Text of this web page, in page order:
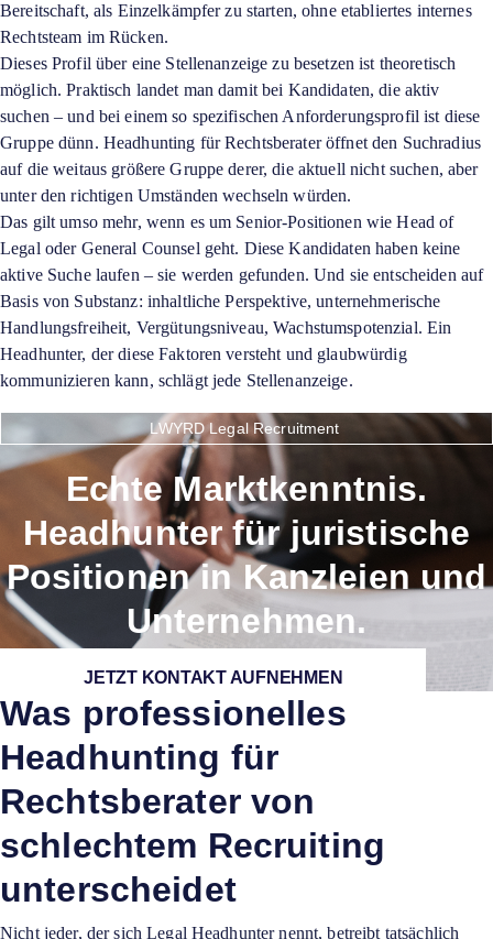
Bereitschaft, als Einzelkämpfer zu starten, ohne etabliertes internes
Rechtsteam im Rücken.
Dieses Profil über eine Stellenanzeige zu besetzen ist theoretisch
möglich. Praktisch landet man damit bei Kandidaten, die aktiv
suchen – und bei einem so spezifischen Anforderungsprofil ist diese
Gruppe dünn. Headhunting für Rechtsberater öffnet den Suchradius
auf die weitaus größere Gruppe derer, die aktuell nicht suchen, aber
unter den richtigen Umständen wechseln würden.
Das gilt umso mehr, wenn es um Senior-Positionen wie Head of
Legal oder General Counsel geht. Diese Kandidaten haben keine
aktive Suche laufen – sie werden gefunden. Und sie entscheiden auf
Basis von Substanz: inhaltliche Perspektive, unternehmerische
Handlungsfreiheit, Vergütungsniveau, Wachstumspotenzial. Ein
Headhunter, der diese Faktoren versteht und glaubwürdig
kommunizieren kann, schlägt jede Stellenanzeige.
LWYRD Legal Recruitment
Echte Marktkenntnis.
Headhunter für juristische
Positionen in Kanzleien und
Unternehmen.
JETZT KONTAKT AUFNEHMEN
Was professionelles
Headhunting für
Rechtsberater von
schlechtem Recruiting
unterscheidet
Nicht jeder, der sich Legal Headhunter nennt, betreibt tatsächlich